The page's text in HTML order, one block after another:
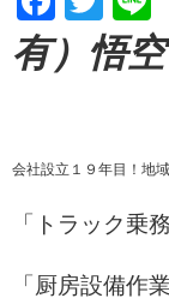
有）悟
会社設立１９年目！地
「トラック乗
「厨房設備作